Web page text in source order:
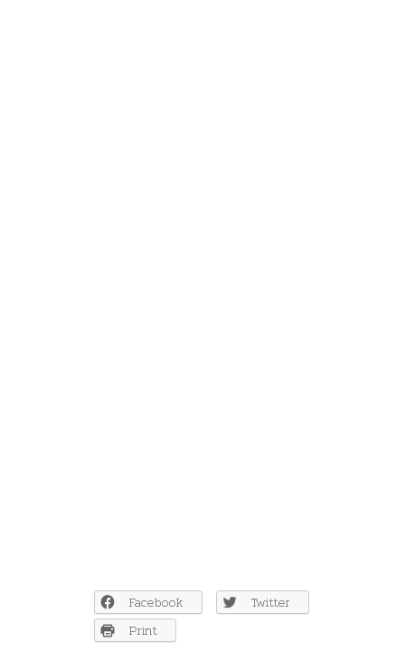
Facebook
Twitter
Print